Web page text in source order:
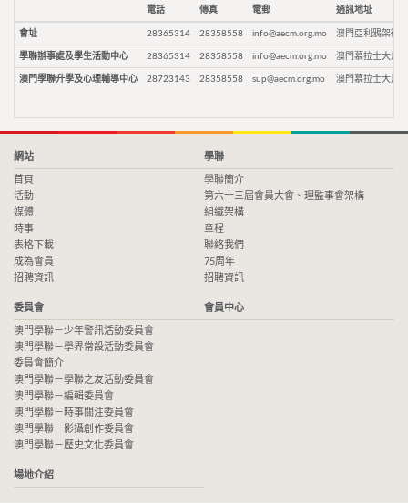
電話 傳真 電郵 通訊地址
會址 28365314 28358558 info@aecm.org.mo 澳門亞利鴉架街9
學聯辦事處及學生活動中心 28365314 28358558 info@aecm.org.mo 澳門慕拉士大馬
澳門學聯升學及心理輔導中心 28723143 28358558 sup@aecm.org.mo 澳門慕拉士大馬
網站
首頁
活動
媒體
時事
表格下載
成為會員
招聘資訊
學聯
學聯簡介
第六十三屆會員大會、理監事會架構
組織架構
章程
聯絡我們
75周年
招聘資訊
委員會
澳門學聯－少年警訊活動委員會
澳門學聯－學界常設活動委員會
委員會簡介
澳門學聯－學聯之友活動委員會
澳門學聯－編輯委員會
澳門學聯－時事關注委員會
澳門學聯－影攝創作委員會
澳門學聯－歷史文化委員會
會員中心
場地介紹